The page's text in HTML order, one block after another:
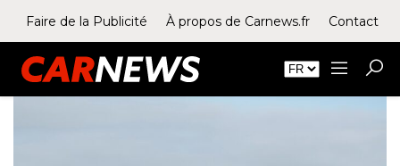
Faire de la Publicité À propos de Carnews.fr Contact